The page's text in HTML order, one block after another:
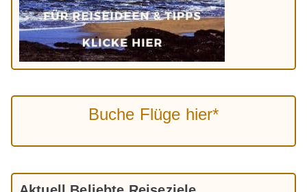
Buche Flüge hier*